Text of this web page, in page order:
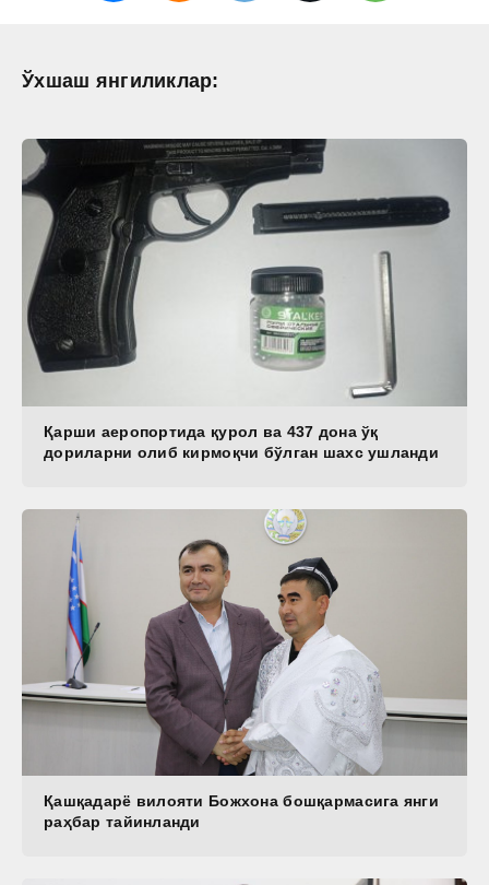
Ўхшаш янгиликлар:
Қарши аеропортида қурол ва 437 дона ўқ
дориларни олиб кирмоқчи бўлган шахс ушланди
Қашқадарё вилояти Божхона бошқармасига янги
раҳбар тайинланди